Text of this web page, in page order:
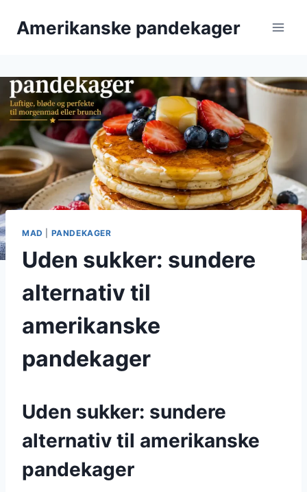
Amerikanske pandekager
MAD PANDEKAGER
Uden sukker: sundere
alternativ til
amerikanske
pandekager
Uden sukker: sundere
alternativ til amerikanske
pandekager